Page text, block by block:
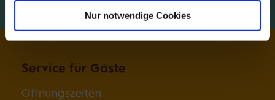
Nur notwendige Cookies
Service für Gäste
Öffnungszeiten